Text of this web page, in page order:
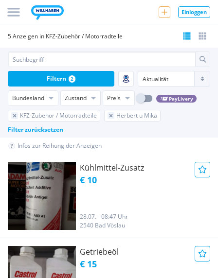
Einloggen
5 Anzeigen in KFZ-Zubehör / Motorradteile
Bundesland Zustand Preis PayLivery
KFZ-Zubehör / Motorradteile
Herbert u Mika
Filter zurücksetzen
Filtern 2
Infos zur Reihung der Anzeigen
Kühlmittel-Zusatz
€ 10
28.07. - 08:47 Uhr
2540 Bad Vöslau
Getriebeöl
€ 15